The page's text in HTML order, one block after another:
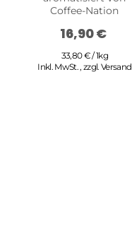
Coffee-Nation
16,90 €
33,80 € / 1kg
Inkl. MwSt. ,zzgl.Versand